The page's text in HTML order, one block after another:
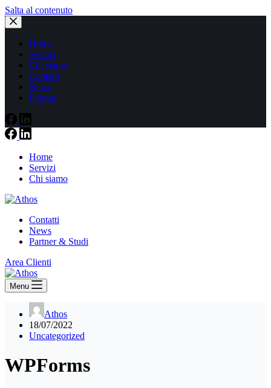
Salta al contenuto
Home
Servizi
Chi siamo
Contatti
News
Partner
Home
Servizi
Chi siamo
Contatti
News
Partner & Studi
Area Clienti
Menu
Athos
18/07/2022
Uncategorized
WPForms